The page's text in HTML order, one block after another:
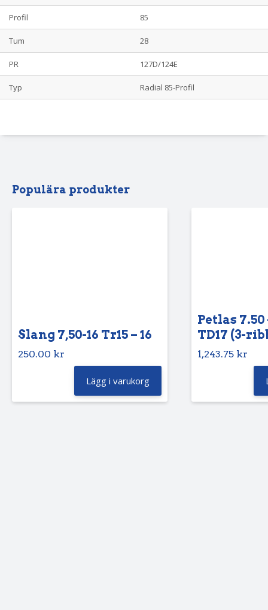
Profil 85
Tum 28
PR 127D/124E
Typ Radial 85-Profil
Populära produkter
Slang 7,50-16 Tr15 – 16
250.00 kr
Lägg i varukorg
Petlas 7.50
TD17 (3-
1,243.75 kr